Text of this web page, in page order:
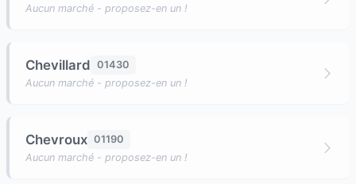
Aucun marché - proposez-en un !
Chevillard 01430
Aucun marché - proposez-en un !
Chevroux 01190
Aucun marché - proposez-en un !